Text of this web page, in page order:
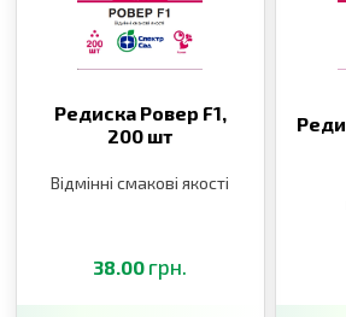
Редиска Ровер F1,
200 шт
Відмінні смакові якості
38.00 грн.